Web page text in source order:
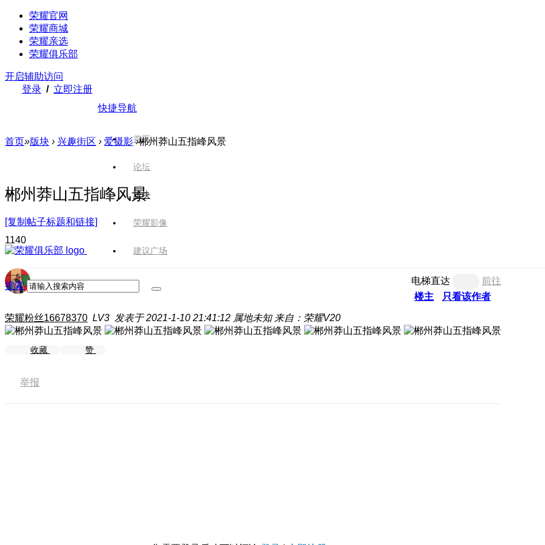
荣耀官网
荣耀商城
荣耀亲选
荣耀俱乐部
开启辅助访问
登录 / 立即注册
快捷导航
首页
论坛
版块
荣耀影像
建议广场
搜索
首页»版块 › 兴趣街区 › 爱摄影 ›郴州莽山五指峰风景
郴州莽山五指峰风景
[复制帖子标题和链接]
1140
电梯直达
前往
楼主
只看该作者
荣耀粉丝16678370 LV3 发表于 2021-1-10 21:41:12 属地未知 来自：荣耀V20
收藏 赞
举报